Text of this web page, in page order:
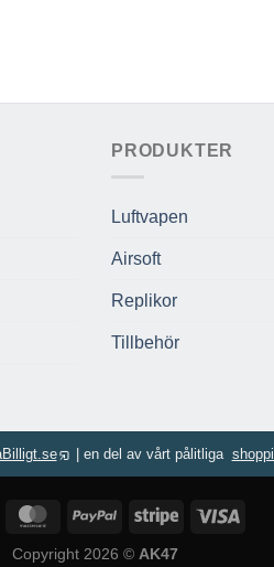
PRODUKTER
Luftvapen
Airsoft
Replikor
Tillbehör
en del av vårt pålitliga
Copyright 2026 © AK47